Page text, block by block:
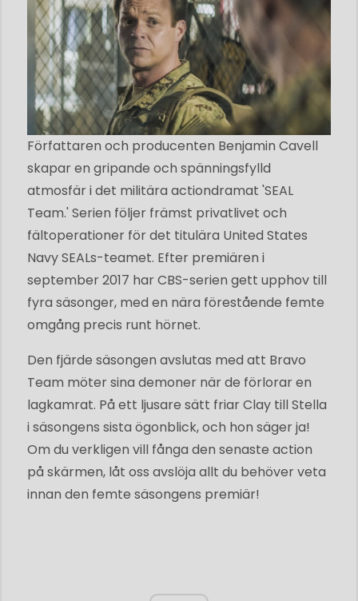
Författaren och producenten Benjamin Cavell
skapar en gripande och spänningsfylld
atmosfär i det militära actiondramat 'SEAL
Team.' Serien följer främst privatlivet och
fältoperationer för det titulära United States
Navy SEALs-teamet. Efter premiären i
september 2017 har CBS-serien gett upphov till
fyra säsonger, med en nära förestående femte
omgång precis runt hörnet.
Den fjärde säsongen avslutas med att Bravo
Team möter sina demoner när de förlorar en
lagkamrat. På ett ljusare sätt friar Clay till Stella
i säsongens sista ögonblick, och hon säger ja!
Om du verkligen vill fånga den senaste action
på skärmen, låt oss avslöja allt du behöver veta
innan den femte säsongens premiär!